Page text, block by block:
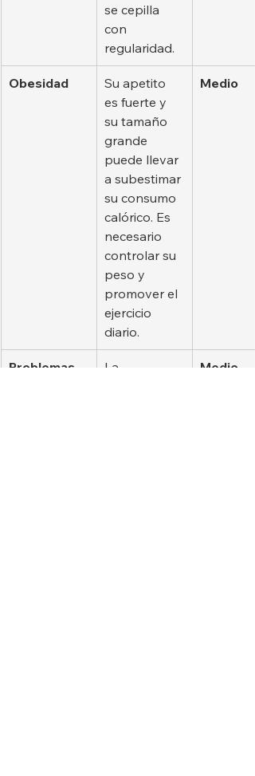
se cepilla
con
regularidad.
Obesidad
Su apetito
es fuerte y
su tamaño
grande
puede llevar
a subestimar
su consumo
calórico. Es
necesario
controlar su
peso y
promover el
ejercicio
diario.
Medio
Problemas
La
Medio